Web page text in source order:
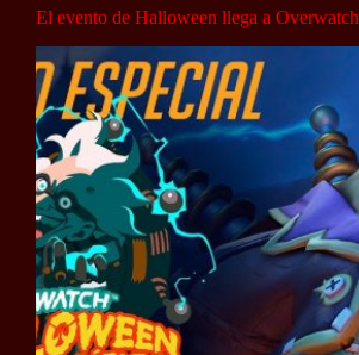
El evento de Halloween llega a Overwatch